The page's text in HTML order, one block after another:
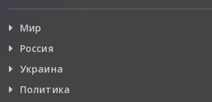
Мир
Россия
Украина
Политика